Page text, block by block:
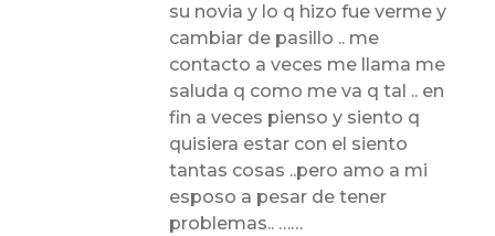
su novia y lo q hizo fue verme y
cambiar de pasillo .. me
contacto a veces me llama me
saluda q como me va q tal .. en
fin a veces pienso y siento q
quisiera estar con el siento
tantas cosas ..pero amo a mi
esposo a pesar de tener
problemas.. ……